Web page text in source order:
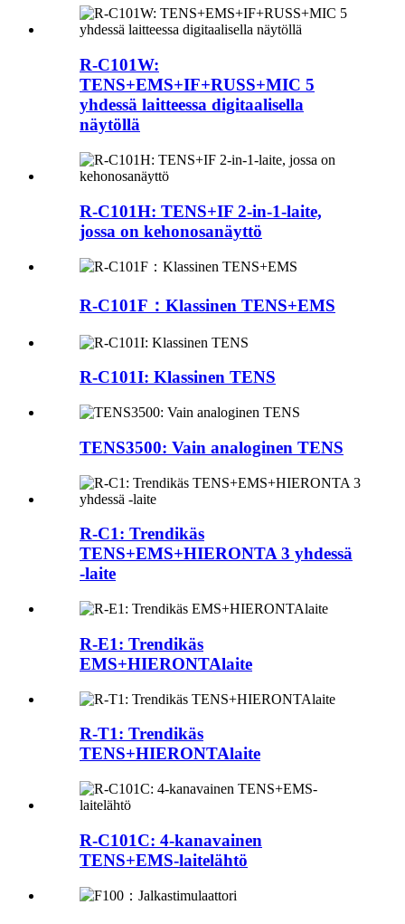
R-C101W:
TENS+EMS+IF+RUSS+MIC 5
yhdessä laitteessa digitaalisella
näytöllä
R-C101H: TENS+IF 2-in-1-laite,
jossa on kehonosanäyttö
R-C101F：Klassinen TENS+EMS
R-C101I: Klassinen TENS
TENS3500: Vain analoginen TENS
R-C1: Trendikäs
TENS+EMS+HIERONTA 3 yhdessä
-laite
R-E1: Trendikäs
EMS+HIERONTAlaite
R-T1: Trendikäs
TENS+HIERONTAlaite
R-C101C: 4-kanavainen
TENS+EMS-laitelähtö